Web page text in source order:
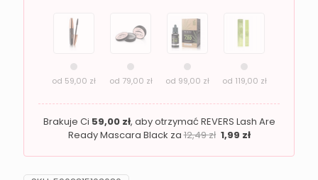
od 59,00 zł od 79,00 zł od 99,00 zł od 119,00 zł
Brakuje Ci 59,00 zł, aby otrzymać REVERS Lash Are
Ready Mascara Black za12,49zł 1,99 zł